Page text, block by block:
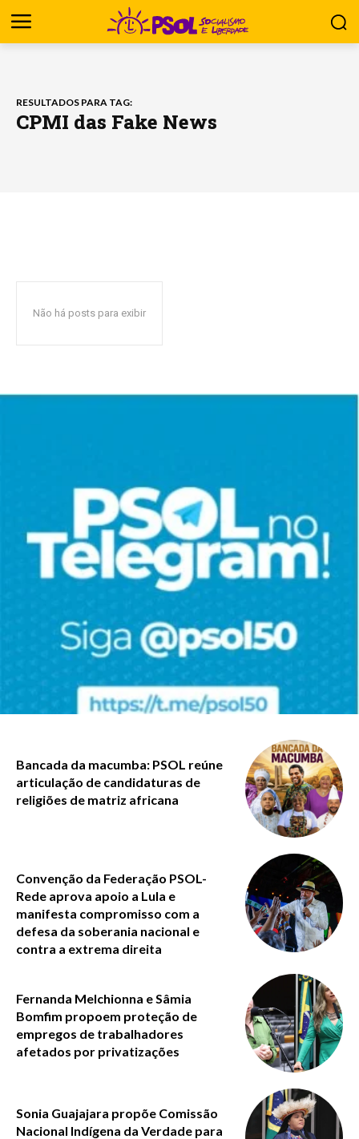
RESULTADOS PARA TAG:
CPMI das Fake News
Não há posts para exibir
Bancada da macumba: PSOL reúne
articulação de candidaturas de
religiões de matriz africana
Convenção da Federação PSOL-
Rede aprova apoio a Lula e
manifesta compromisso com a
defesa da soberania nacional e
contra a extrema direita
Fernanda Melchionna e Sâmia
Bomfim propoem proteção de
empregos de trabalhadores
afetados por privatizações
Sonia Guajajara propõe Comissão
Nacional Indígena da Verdade para